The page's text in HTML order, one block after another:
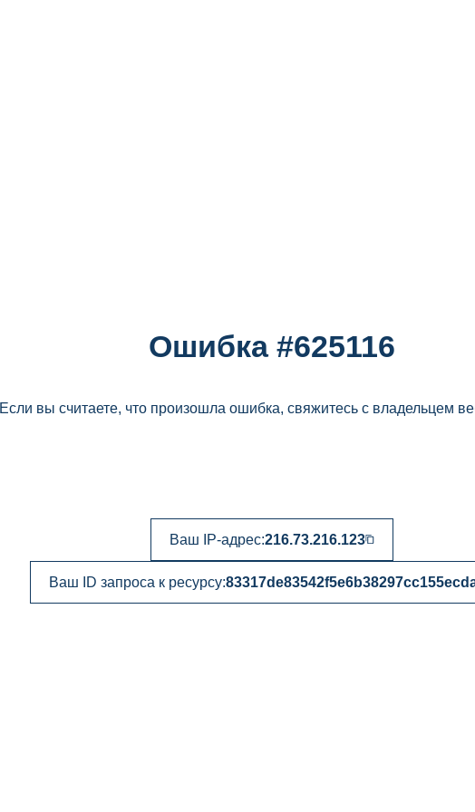
Ошибка #625116
Если вы считаете, что произошла ошибка, свяжитесь с владельцем
Ваш IP-адрес:216.73.216.123
Ваш ID запроса к ресурсу: